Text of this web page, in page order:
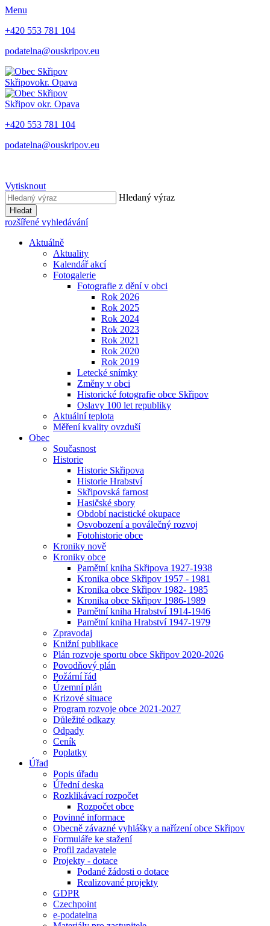
Menu
+420 553 781 104
podatelna@ouskripov.eu
Skřipovokr. Opava
Skřipov okr. Opava
+420 553 781 104
podatelna@ouskripov.eu
Vytisknout
Hledaný výraz
Hledat
rozšířené vyhledávání
Aktuálně
Aktuality
Kalendář akcí
Fotogalerie
Fotografie z dění v obci
Rok 2026
Rok 2025
Rok 2024
Rok 2023
Rok 2021
Rok 2020
Rok 2019
Letecké snímky
Změny v obci
Historické fotografie obce Skřipov
Oslavy 100 let republiky
Aktuální teplota
Měření kvality ovzduší
Obec
Současnost
Historie
Historie Skřipova
Historie Hrabství
Skřipovská farnost
Hasičské sbory
Období nacistické okupace
Osvobození a poválečný rozvoj
Fotohistorie obce
Kroniky nově
Kroniky obce
Pamětní kniha Skřipova 1927-1938
Kronika obce Skřipov 1957 - 1981
Kronika obce Skřipov 1982- 1985
Kronika obce Skřipov 1986-1989
Pamětní kniha Hrabství 1914-1946
Pamětní kniha Hrabství 1947-1979
Zpravodaj
Knižní publikace
Plán rozvoje sportu obce Skřipov 2020-2026
Povodňový plán
Požární řád
Územní plán
Krizové situace
Program rozvoje obce 2021-2027
Důležité odkazy
Odpady
Ceník
Poplatky
Úřad
Popis úřadu
Úřední deska
Rozklikávací rozpočet
Rozpočet obce
Povinné informace
Obecně závazné vyhlášky a nařízení obce Skřipov
Formuláře ke stažení
Profil zadavatele
Projekty - dotace
Podané žádosti o dotace
Realizované projekty
GDPR
Czechpoint
e-podatelna